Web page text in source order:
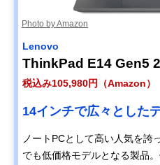
Photo by Amazon
Lenovo
ThinkPad E14 Gen5
税込み105,980円（Amazon）
14インチで広々とした
ノートPCとして高い人気を誇
でも低価格モデルとなる製品